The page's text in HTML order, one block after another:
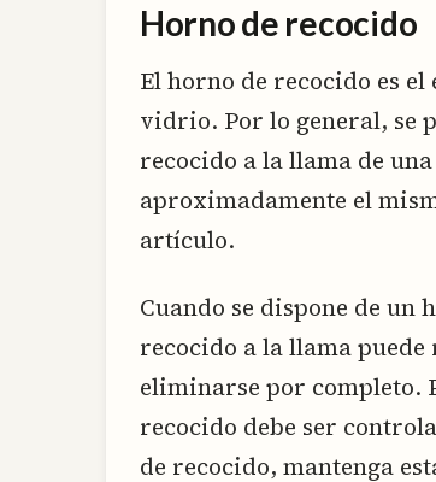
Horno de recocido
El horno de recocido es
vidrio. Por lo general, se
recocido a la llama de
aproximadamente el
artículo.
Cuando se dispone de un
recocido a la llama
eliminarse por completo.
recocido debe ser
de recocido, mantenga